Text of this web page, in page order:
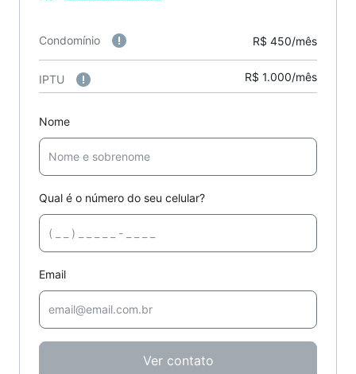
Condomínio R$ 450/mês
IPTU R$ 1.000/mês
Nome
Qual é o número do seu celular?
Email
Ver contato